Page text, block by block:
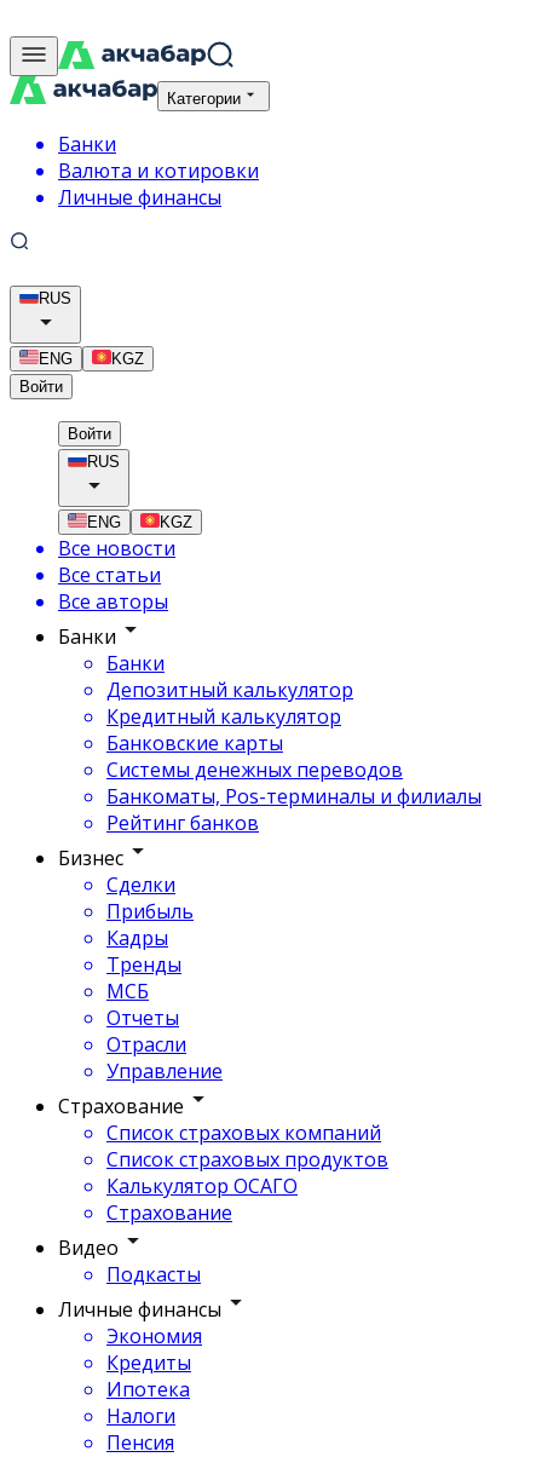
Категории
Банки
Валюта и котировки
Личные финансы
RUS
ENG
KGZ
Войти
Войти
RUS
ENG KGZ
Все новости
Все статьи
Все авторы
Банки
Банки
Депозитный калькулятор
Кредитный калькулятор
Банковские карты
Системы денежных переводов
Банкоматы, Pos-терминалы и филиалы
Рейтинг банков
Бизнес
Сделки
Прибыль
Кадры
Тренды
МСБ
Отчеты
Отрасли
Управление
Страхование
Список страховых компаний
Список страховых продуктов
Калькулятор ОСАГО
Страхование
Видео
Подкасты
Личные финансы
Экономия
Кредиты
Ипотека
Налоги
Пенсия